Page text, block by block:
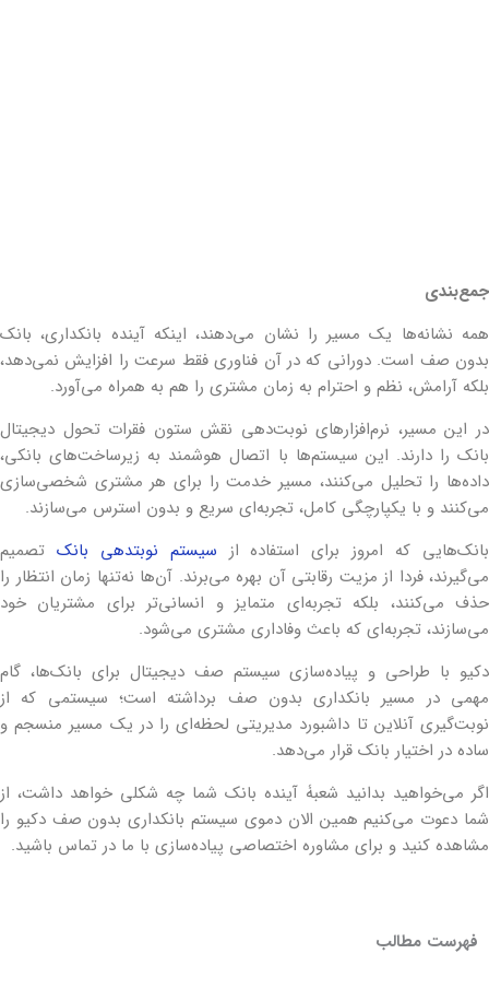
جمع‌بندی
همه نشانه‌ها یک مسیر را نشان می‌دهند، اینکه آینده بانکداری، بانک
بدون صف است. دورانی که در آن فناوری فقط سرعت را افزایش نمی‌دهد،
بلکه آرامش، نظم و احترام به زمان مشتری را هم به همراه می‌آورد.
در این مسیر، نرم‌افزارهای نوبت‌دهی نقش ستون فقرات تحول دیجیتال
بانک را دارند. این سیستم‌ها با اتصال هوشمند به زیرساخت‌های بانکی،
داده‌ها را تحلیل می‌کنند، مسیر خدمت را برای هر مشتری شخصی‌سازی
می‌کنند و با یکپارچگی کامل، تجربه‌ای سریع و بدون استرس می‌سازند.
بانک‌هایی که امروز برای استفاده از سیستم نوبت‎دهی بانک
تصمیم
می‌گیرند، فردا از مزیت رقابتی آن بهره می‌برند. آن‌ها نه‌تنها زمان انتظار را
حذف می‌کنند، بلکه تجربه‌ای متمایز و انسانی‌تر برای مشتریان خود
می‌سازند، تجربه‌ای که باعث وفاداری مشتری می‌شود.
دکیو با طراحی و پیاده‌سازی سیستم صف دیجیتال برای بانک‌ها، گام
مهمی در مسیر بانکداری بدون صف برداشته است؛ سیستمی که از
نوبت‌گیری آنلاین تا داشبورد مدیریتی لحظه‌ای را در یک مسیر منسجم و
ساده در اختیار بانک قرار می‌دهد.
اگر می‌خواهید بدانید شعبۀ آینده بانک شما چه شکلی خواهد داشت، از
شما دعوت می‌کنیم همین الان دموی سیستم بانکداری بدون صف دکیو را
مشاهده کنید و برای مشاوره اختصاصی پیاده‌سازی با ما در تماس باشید.
فهرست مطالب